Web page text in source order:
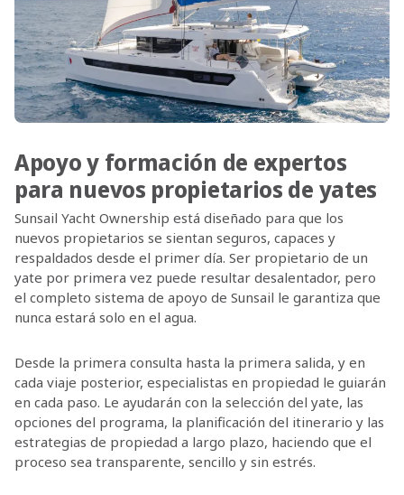
Apoyo y formación de expertos
para nuevos propietarios de yates
Sunsail Yacht Ownership está diseñado para que los
nuevos propietarios se sientan seguros, capaces y
respaldados desde el primer día. Ser propietario de un
yate por primera vez puede resultar desalentador, pero
el completo sistema de apoyo de Sunsail le garantiza que
nunca estará solo en el agua.
Desde la primera consulta hasta la primera salida, y en
cada viaje posterior, especialistas en propiedad le guiarán
en cada paso. Le ayudarán con la selección del yate, las
opciones del programa, la planificación del itinerario y las
estrategias de propiedad a largo plazo, haciendo que el
proceso sea transparente, sencillo y sin estrés.